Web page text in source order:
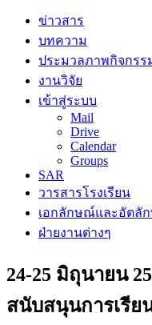
ข่าวสาร
บทความ
ประมวลภาพกิจกรร
งานวิจัย
เข้าสู่ระบบ
Mail
Drive
Calendar
Groups
SAR
วารสารโรงเรียน
เอกลักษณ์และอัตลั
ฝ่ายงานต่างๆ
24-25 มิถุนายน
สนับสนุนการเรีย